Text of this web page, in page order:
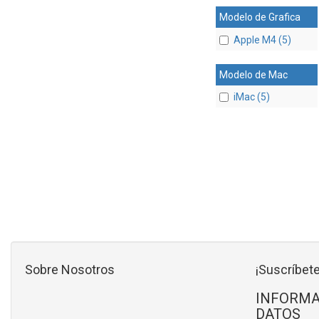
Modelo de Grafica
Apple M4 (5)
Modelo de Mac
iMac (5)
Sobre Nosotros
DATOS